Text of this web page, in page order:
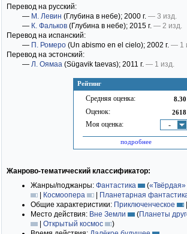
Рейтинг
Средняя оценка: 8.30
Оценок: 2618
Моя оценка: -
подробнее
Перевод на русский:
— М. Левин (Глубина в небе); 2000 г. — 3 изд.
— К. Фальков (Глубина в небе); 2015 г. — 2 изд.
Перевод на испанский:
— П. Ромеро (Un abismo en el cielo); 2002 г. — 1
Перевод на эстонский:
— Л. Оямаа (Sügavik taevas); 2011 г. — 1 изд.
Жанрово-тематический классификатор:
Жанры/поджанры: Фантастика (
| Космоопера | Планетарная
Общие характеристики: Приключенческое |
Место действия: Вне Земли (Планеты
| Открытый космос
)